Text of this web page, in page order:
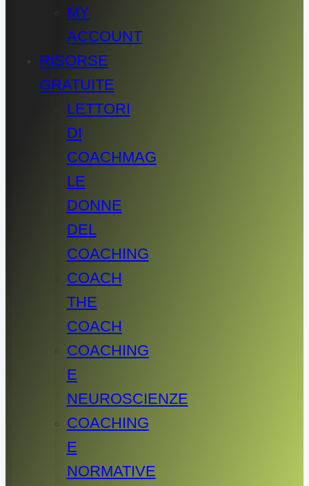
MY
ACCOUNT
RISORSE
GRATUITE
LETTORI
DI
COACHMAG
LE
DONNE
DEL
COACHING
COACH
THE
COACH
COACHING
E
NEUROSCIENZE
COACHING
E
NORMATIVE